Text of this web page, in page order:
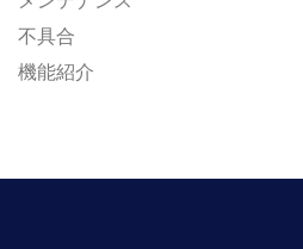
不具合
機能紹介